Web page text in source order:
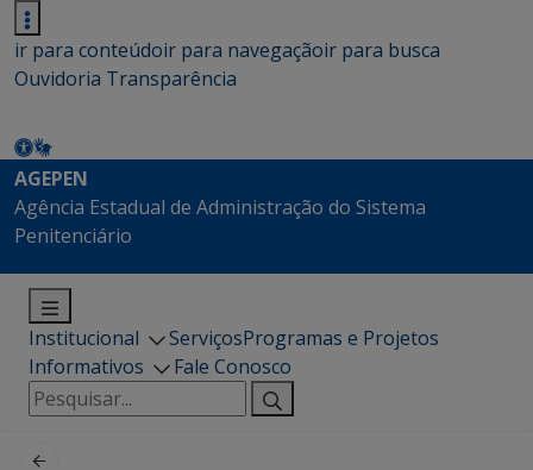
ir para conteúdoir para navegaçãoir para busca
Ouvidoria Transparência
AGEPEN
Agência Estadual de Administração do Sistema
Penitenciário
Institucional ServiçosProgramas e Projetos
Informativos
Fale Conosco
Pesquisar
por: